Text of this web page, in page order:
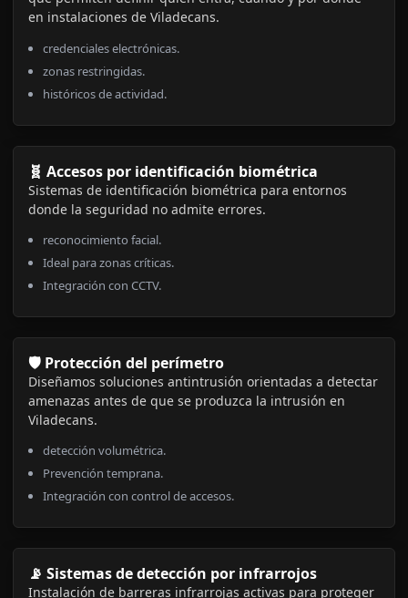
en instalaciones de Viladecans.
credenciales electrónicas.
zonas restringidas.
históricos de actividad.
🧬 Accesos por identificación biométrica
Sistemas de identificación biométrica para entornos
donde la seguridad no admite errores.
reconocimiento facial.
Ideal para zonas críticas.
Integración con CCTV.
🛡️ Protección del perímetro
Diseñamos soluciones antintrusión orientadas a detectar
amenazas antes de que se produzca la intrusión en
Viladecans.
detección volumétrica.
Prevención temprana.
Integración con control de accesos.
📡 Sistemas de detección por infrarrojos
Instalación de barreras infrarrojas activas para proteger